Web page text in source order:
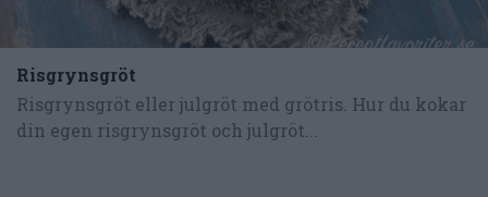
Risgrynsgröt
Risgrynsgröt eller julgröt med grötris. Hur du kokar
din egen risgrynsgröt och julgröt...